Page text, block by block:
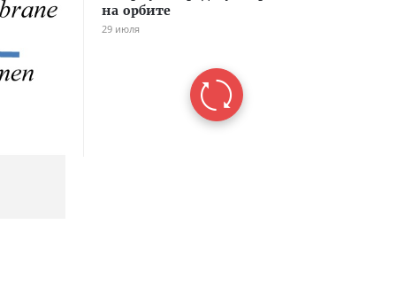
на орбите
29 июля